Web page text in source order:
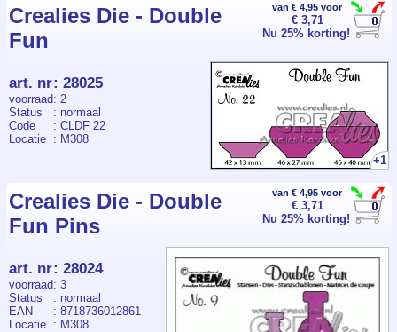
van € 4,95 voor
€ 3,71
Nu 25% korting!
Crealies Die - Double
Fun
+1
art. nr: 28025
voorraad: 2
Status
: normaal
Code
: CLDF 22
Locatie : M308
van € 4,95 voor
€ 3,71
Nu 25% korting!
Crealies Die - Double
Fun Pins
art. nr: 28024
voorraad: 3
Status
: normaal
EAN
: 8718736012861
Locatie : M308